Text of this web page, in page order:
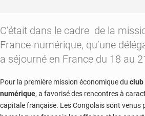
C’était dans le cadre de la
France-numérique, qu’une
a séjourné en France du 18 au
Pour la première mission économique du club
numérique, a favorisé des rencontres à
capitale française. Les Congolais sont venus